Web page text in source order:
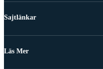
Sajtlänkar
Läs Mer